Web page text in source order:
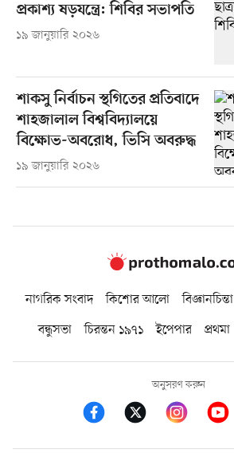
প্রকাশ্য ষড়যন্ত্রে: শিবির সভাপতি
১৯ জানুয়ারি ২০২৬
শাকসু নির্বাচন স্থগিতের প্রতিবাদে
শাহজালাল বিশ্ববিদ্যালয়ে
বিক্ষোভ-অবরোধ, ভিসি অবরুদ্ধ
১৯ জানুয়ারি ২০২৬
নাগরিক সংবাদ কিশোর আলো বিজ্ঞানচিন্তা
বন্ধুসভা
চিরন্তন ১৯৭১ ইপেপার প্রথমা
অনুসরণ করুন